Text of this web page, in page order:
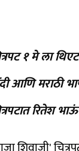
१ मे ला
आणि मराठी
रितेश